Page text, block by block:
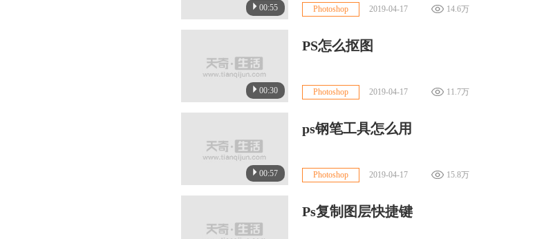
00:55 Photoshop 2019-04-17 14.6万
00:30
PS怎么抠图
Photoshop 2019-04-17 11.7万
00:57
ps钢笔工具怎么用
Photoshop 2019-04-17 15.8万
Ps复制图层快捷键